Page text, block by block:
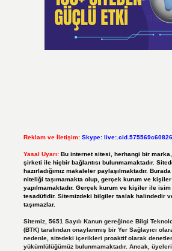
Reklam ve İletişim: Skype:
Yasal Uyarı: Bu internet sitesi, herhangi bir
şirketi ile hiçbir bağlantısı bulunmamaktadır.
hazırladığımız makaleler paylaşılmaktadır.
niteliği taşımamakta olup, gerçek kurum ve kişiler
yapılmamaktadır. Gerçek kurum ve kişiler ile
tesadüfidir. Sitemizdeki bilgiler taslak halindedir
taşımazlar.
Sitemiz, 5651 Sayılı Kanun gereğince Bilgi
(BTK) tarafından onaylanmış bir Yer Sağlayıcı
nedenle, sitedeki içerikleri proaktif olarak
yükümlülüğümüz bulunmamaktadır. Ancak,